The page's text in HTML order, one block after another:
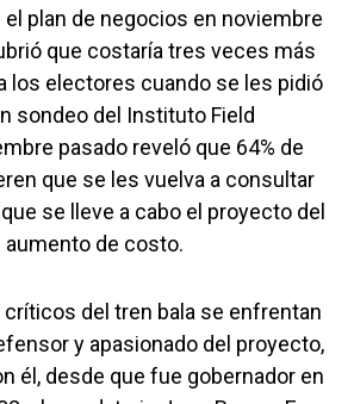
plan de negocios en noviembre
que costaría tres veces más
los electores cuando se les pidió
sondeo del Instituto Field
pasado reveló que 64% de
que se les vuelva a consultar
se lleve a cabo el proyecto del
aumento de costo.
críticos del tren bala se enfrentan
y apasionado del proyecto,
él, desde que fue gobernador en